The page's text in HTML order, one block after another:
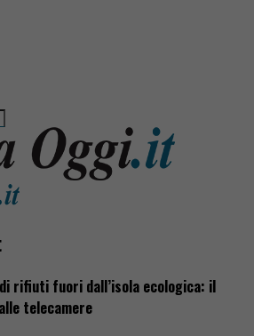
rifiuti fuori dall’isola ecologica: il
telecamere